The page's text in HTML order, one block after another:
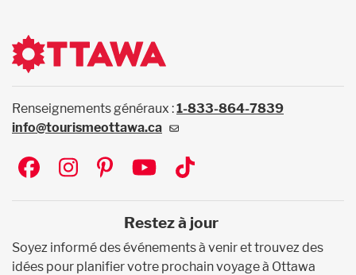
Renseignements généraux :1-833-864-7839
info@tourismeottawa.ca
Social
Restez à jour
Soyez informé des événements à venir et trouvez des
idées pour planifier votre prochain voyage à Ottawa